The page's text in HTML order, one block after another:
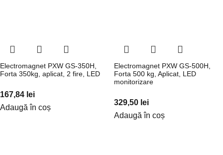
Electromagnet PXW GS-350H,
Forta 350kg, aplicat, 2 fire, LED
167,84 lei
Adaugă în coș
Electromagnet PXW GS-500H,
Forta 500 kg, Aplicat, LED
monitorizare
329,50 lei
Adaugă în coș